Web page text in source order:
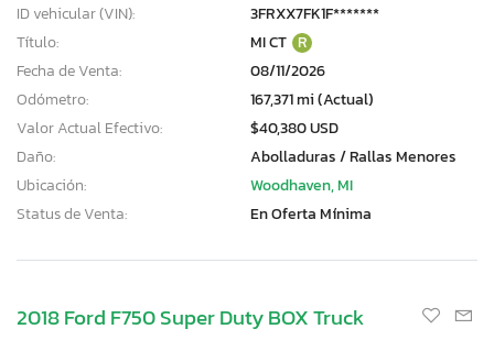
ID vehicular (VIN):
3FRXX7FK1F*******
Título:
MI CT R
Fecha de Venta:
08/11/2026
Odómetro:
167,371 mi (Actual)
Valor Actual Efectivo:
$40,380 USD
Daño:
Abolladuras / Rallas Menores
Ubicación:
Woodhaven, MI
Status de Venta:
En Oferta Mínima
2018 Ford F750 Super Duty BOX Truck